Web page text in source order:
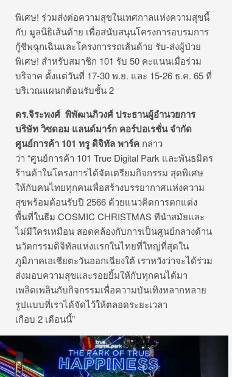
พิเศษ! ร่วมส่งต่อความสุขในเทศกาลแห่งความสุขนี้
กับ มูลนิธิเส้นด้าย เพื่อสนับสนุนโครงการอบรมการ
กู้ชีพฉุกเฉินและโครงการรถเส้นด้าย รับ-ส่งผู้ป่วย
พิเศษ! สำหรับสมาชิก 101 รับ 50 คะแนนเมื่อร่วม
บริจาค ตั้งแต่วันที่ 17-30 พ.ย. และ 15-26 ธ.ค. 65 ที่
บริเวณแผนกต้อนรับชั้น 2
ดร.จิระพงศ์ พิพัฒนภิวงศ์ ประธานผู้อำนวยการ
บริษัท วิซดอม แลนด์มาร์ก คอร์ปอเรชั่น จำกัด
ศูนย์การค้า 101 ทรู ดิจิทัล พาร์ค กล่าว
ว่า “ศูนย์การค้า 101 True Digital Park และพันธมิตร
ร้านค้าในโครงการได้จัดเตรียมกิจกรรม สุดพิเศษ
ให้กับคนไทยทุกคนเพื่อสร้างบรรยากาศแห่งความ
สุขพร้อมต้อนรับปี 2566 ด้วยแนวคิดการตกแต่ง
พื้นที่ในธีม COSMIC CHRISTMAS ทีนำสมัยและ
ไม่มีใครเหมือน สอดคล้องกับการเป็นศูนย์กลางด้าน
นวัตกรรมดิจิทัลแห่งแรกในไทยที่ใหญ่ที่สุดใน
ภูมิภาคเอเชียตะวันออกเฉียงใต้ เราหวังว่าจะได้ร่วม
ส่งมอบความสุขและรอยยิ้มให้กับทุกคนได้มา
เพลิดเพลินกับกิจกรรมเพื่อความบันเทิงหลากหลาย
รูปแบบที่เราได้จัดไว้ให้ตลอดระยะเวลา
เกือบ 2 เดือนนี้”